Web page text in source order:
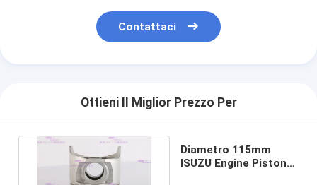
Contattaci
Ottieni Il Miglior Prezzo Per
Diametro 115mm
ISUZU Engine Piston